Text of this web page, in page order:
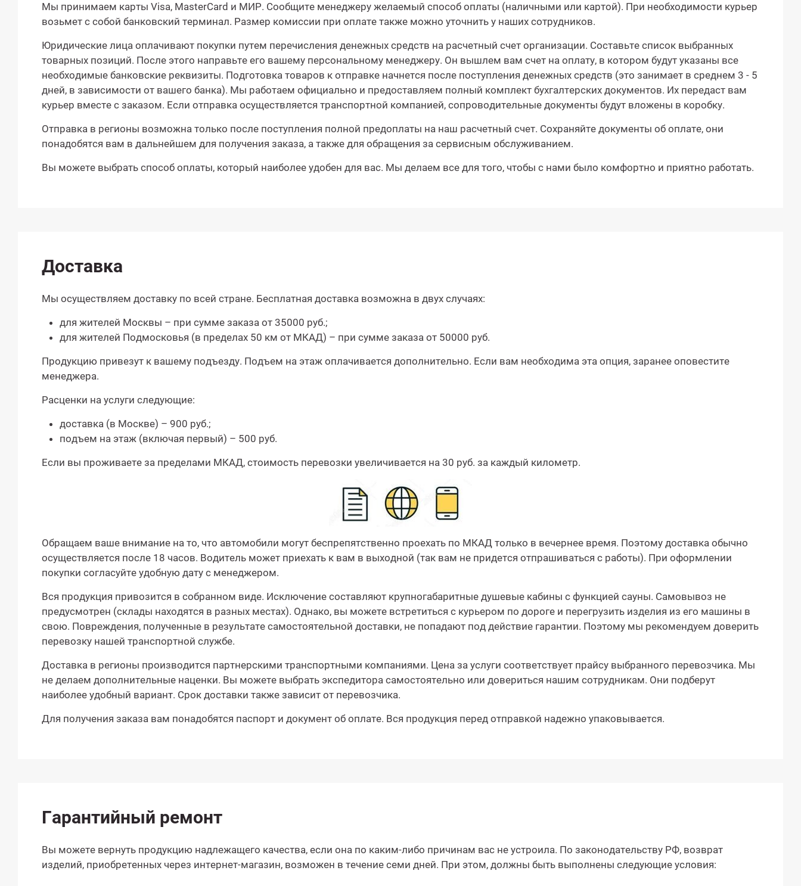
Мы принимаем карты Visa, MasterCard и МИР. Сообщите менеджеру желаемый способ оплаты (наличными или картой). При необходимости курьер
возьмет с собой банковский терминал. Размер комиссии при оплате также можно уточнить у наших сотрудников.
Юридические лица оплачивают покупки путем перечисления денежных средств на расчетный счет организации. Составьте список выбранных
товарных позиций. После этого направьте его вашему персональному менеджеру. Он вышлем вам счет на оплату, в котором будут указаны все
необходимые банковские реквизиты. Подготовка товаров к отправке начнется после поступления денежных средств (это занимает в среднем 3 - 5
дней, в зависимости от вашего банка). Мы работаем официально и предоставляем полный комплект бухгалтерских документов. Их передаст вам
курьер вместе с заказом. Если отправка осуществляется транспортной компанией, сопроводительные документы будут вложены в коробку.
Отправка в регионы возможна только после поступления полной предоплаты на наш расчетный счет. Сохраняйте документы об оплате, они
понадобятся вам в дальнейшем для получения заказа, а также для обращения за сервисным обслуживанием.
Вы можете выбрать способ оплаты, который наиболее удобен для вас. Мы делаем все для того, чтобы с нами было комфортно и приятно работать.
Доставка
Мы осуществляем доставку по всей стране. Бесплатная доставка возможна в двух случаях:
для жителей Москвы – при сумме заказа от 35000 руб.;
для жителей Подмосковья (в пределах 50 км от МКАД) – при сумме заказа от 50000 руб.
Продукцию привезут к вашему подъезду. Подъем на этаж оплачивается дополнительно. Если вам необходима эта опция, заранее оповестите
менеджера.
Расценки на услуги следующие:
доставка (в Москве) – 900 руб.;
подъем на этаж (включая первый) – 500 руб.
Если вы проживаете за пределами МКАД, стоимость перевозки увеличивается на 30 руб. за каждый километр.
Обращаем ваше внимание на то, что автомобили могут беспрепятственно проехать по МКАД только в вечернее время. Поэтому доставка обычно
осуществляется после 18 часов. Водитель может приехать к вам в выходной (так вам не придется отпрашиваться с работы). При оформлении
покупки согласуйте удобную дату с менеджером.
Вся продукция привозится в собранном виде. Исключение составляют крупногабаритные душевые кабины с функцией сауны. Самовывоз не
предусмотрен (склады находятся в разных местах). Однако, вы можете встретиться с курьером по дороге и перегрузить изделия из его машины в
свою. Повреждения, полученные в результате самостоятельной доставки, не попадают под действие гарантии. Поэтому мы рекомендуем доверить
перевозку нашей транспортной службе.
Доставка в регионы производится партнерскими транспортными компаниями. Цена за услуги соответствует прайсу выбранного перевозчика. Мы
не делаем дополнительные наценки. Вы можете выбрать экспедитора самостоятельно или довериться нашим сотрудникам. Они подберут
наиболее удобный вариант. Срок доставки также зависит от перевозчика.
Для получения заказа вам понадобятся паспорт и документ об оплате. Вся продукция перед отправкой надежно упаковывается.
Гарантийный ремонт
Вы можете вернуть продукцию надлежащего качества, если она по каким-либо причинам вас не устроила. По законодательству РФ, возврат
изделий, приобретенных через интернет-магазин, возможен в течение семи дней. При этом, должны быть выполнены следующие условия: